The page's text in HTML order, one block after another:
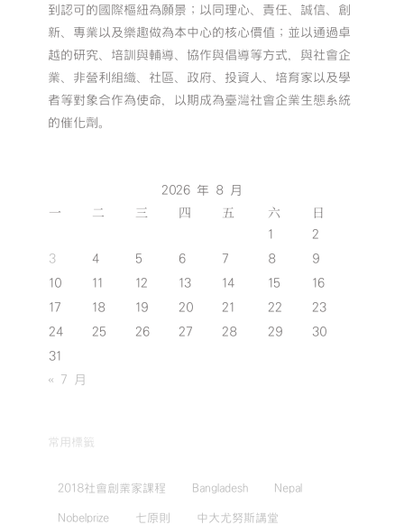
到認可的國際樞紐為願景；以同理心、責任、誠信、創
新、專業以及樂趣做為本中心的核心價值；並以通過卓
越的研究、培訓與輔導、協作與倡導等方式，與社會企
業、非營利組織、社區、政府、投資人、培育家以及學
者等對象合作為使命，以期成為臺灣社會企業生態系統
的催化劑。
2026 年 8 月
一 二 三 四 五 六 日
1
2
3
4 5 6 7 8
9
10
11 12 13 14 15
16
17
18 19 20 21 22
23
24
25 26 27 28 29
30
31
« 7 月
常用標籤
2018社會創業家課程 Bangladesh Nepal
Nobelprize 七原則 中大尤努斯講堂